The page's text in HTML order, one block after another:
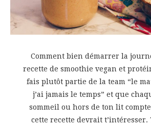
Comment bien démarrer la
recette de smoothie vegan et
fais plutôt partie de la team “le
j’ai jamais le temps” et que
sommeil ou hors de ton lit
cette recette devrait t’intéresser.